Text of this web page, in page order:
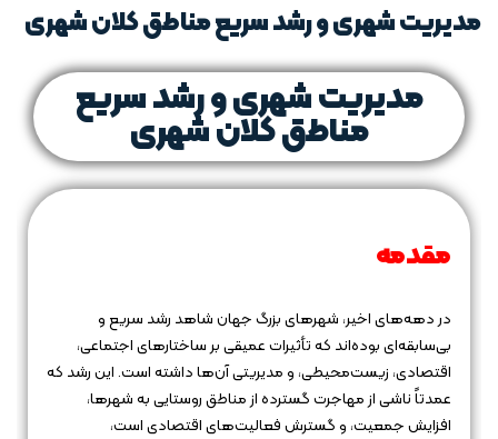
مدیریت شهری و رشد سریع مناطق کلان‌ شهری
مدیریت شهری و رشد سریع
مناطق کلان‌ شهری
مقدمه
در دهه‌های اخیر، شهرهای بزرگ جهان شاهد رشد سریع و
بی‌سابقه‌ای بوده‌اند که تأثیرات عمیقی بر ساختارهای اجتماعی،
اقتصادی، زیست‌محیطی، و مدیریتی آن‌ها داشته است. این رشد که
عمدتاً ناشی از مهاجرت گسترده از مناطق روستایی به شهرها،
افزایش جمعیت، و گسترش فعالیت‌های اقتصادی است،